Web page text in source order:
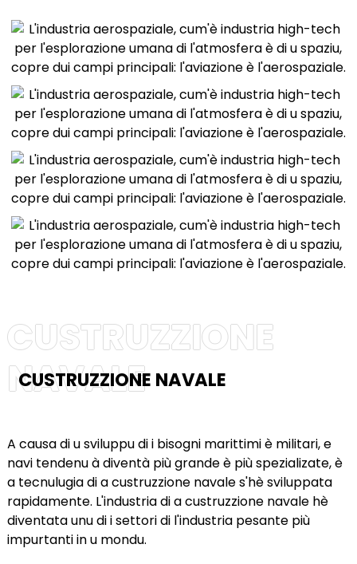
CUSTRUZZIONE NAVALE
CUSTRUZZIONE
NAVALE
A causa di u sviluppu di i bisogni marittimi è militari, e
navi tendenu à diventà più grande è più spezializate, è
a tecnulugia di a custruzzione navale s'hè sviluppata
rapidamente. L'industria di a custruzzione navale hè
diventata unu di i settori di l'industria pesante più
impurtanti in u mondu.